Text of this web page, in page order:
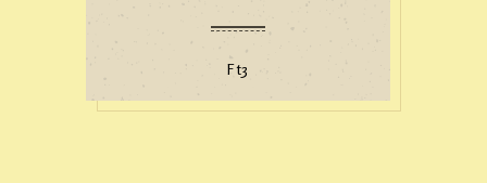
Ft3